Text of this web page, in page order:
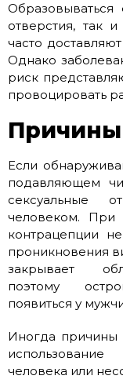
Образовываться
отверстия, так
часто
Однако
риск
провоцировать
Причины
Если
подавляющем
сексуальные
человеком. При
контрацепции
проникновения
закрывает
поэтому
появиться у
Иногда причины
человека или